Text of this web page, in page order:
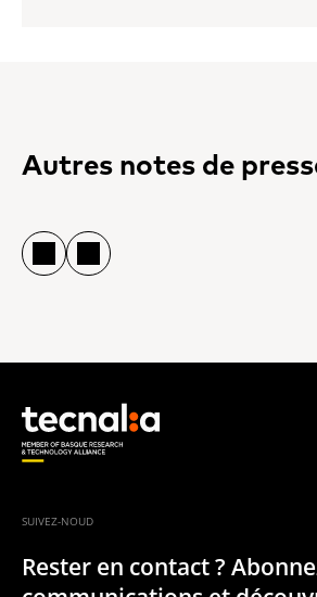
Autres notes de
SUIVEZ-NOUD
Rester en contact ?